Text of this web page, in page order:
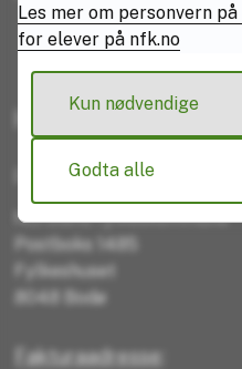
Kontakt oss
Postadresse:
Nordland fylkeskommune
Postboks 1485
Fylkeshuset
8048 Bodø
Fakturaadresse
Les mer om personvern
for elever på nfk.no
Kun nødvendige
Godta alle